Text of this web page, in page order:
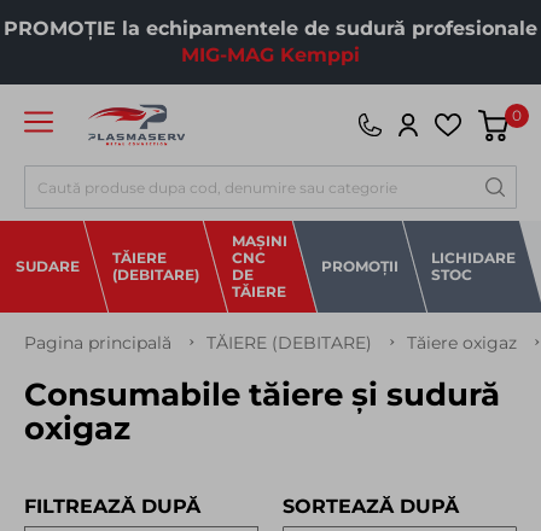
PROMOȚIE la echipamentele de sudură profesionale
MIG-MAG Kemppi
0
SUDARE
TĂIERE
(DEBITARE)
MAȘINI
CNC
DE
TĂIERE
PROMOȚII
LICHIDARE
STOC
Pagina principală TĂIERE (DEBITARE) Tăiere oxigaz
Consumabile tăiere și sudură
oxigaz
FILTREAZĂ DUPĂ
SORTEAZĂ DUPĂ